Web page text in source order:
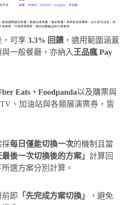
，可享 3.3% 回饋 ，適用範圍涵蓋
一般餐廳，亦納入 王品瘋 Pay
Eats、Foodpanda以及購票與
、加油站與各類展演票券，皆
採每日僅能切換一次的機制且當
最後一次切換後的方案」 計算回
選方案分別計算。
即 「先完成方案切換」
，避免